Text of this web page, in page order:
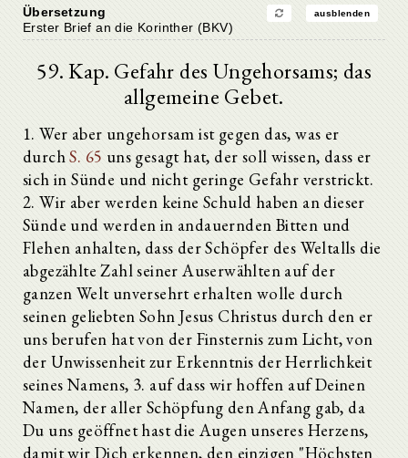
Übersetzung ausblenden
Erster Brief an die Korinther (BKV)
59. Kap. Gefahr des Ungehorsams; das
allgemeine Gebet.
1. Wer aber ungehorsam ist gegen das, was er
durchS. 65 uns gesagt hat, der soll wissen, dass er
sich in Sünde und nicht geringe Gefahr verstrickt.
2. Wir aber werden keine Schuld haben an dieser
Sünde und werden in andauernden Bitten und
Flehen anhalten, dass der Schöpfer des Weltalls die
abgezählte Zahl seiner Auserwählten auf der
ganzen Welt unversehrt erhalten wolle durch
seinen geliebten Sohn Jesus Christus durch den er
uns berufen hat von der Finsternis zum Licht, von
der Unwissenheit zur Erkenntnis der Herrlichkeit
seines Namens, 3. auf dass wir hoffen auf Deinen
Namen, der aller Schöpfung den Anfang gab, da
Du uns geöffnet hast die Augen unseres Herzens,
damit wir Dich erkennen, den einzigen "Höchsten